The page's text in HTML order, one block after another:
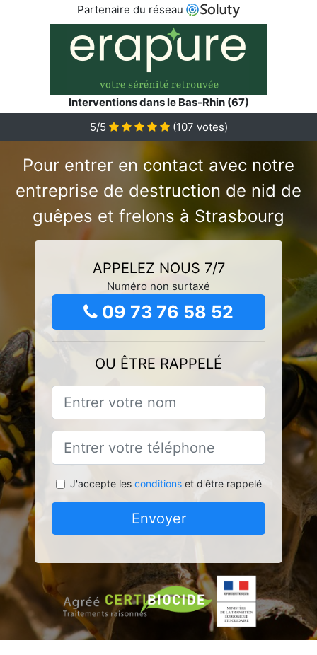
Partenaire du réseau
Interventions dans le Bas-Rhin (67)
5/5
(107 votes)
Pour entrer en contact avec notre
entreprise de destruction de nid de
guêpes et frelons à Strasbourg
APPELEZ NOUS 7/7
Numéro non surtaxé
09 73 76 58 52
OU ÊTRE RAPPELÉ
J'accepte les conditionset d'être rappelé
Envoyer